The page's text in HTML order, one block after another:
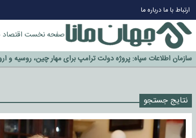
ارتباط با مادرباره ما
صفحه نخست اقتصاد
چرا طلا دوباره افزایشی شد؟
گزینه جدایی اوسمار روی میز مدیران پرسپولیس
آیا رئیس جمهور آمریکا قانون را دور می‌زند؟
اخراج رسمی چهره نامدار از پرسپولیس
سازمان اطلاعات سپاه: پروژه دولت ترامپ برای مهار چین، روسیه و
نتایج جستجو